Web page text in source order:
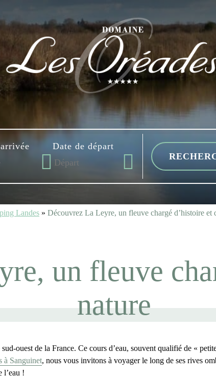
Date de départ
Landes » Découvrez La Leyre, un fleuve chargé d’histoire et
un fleuve
nature
ouest de la France. Ce cours d’eau, souvent qualifié de «
à Sanguinet, nous vous invitons à voyager le long de ses rives
l’eau !